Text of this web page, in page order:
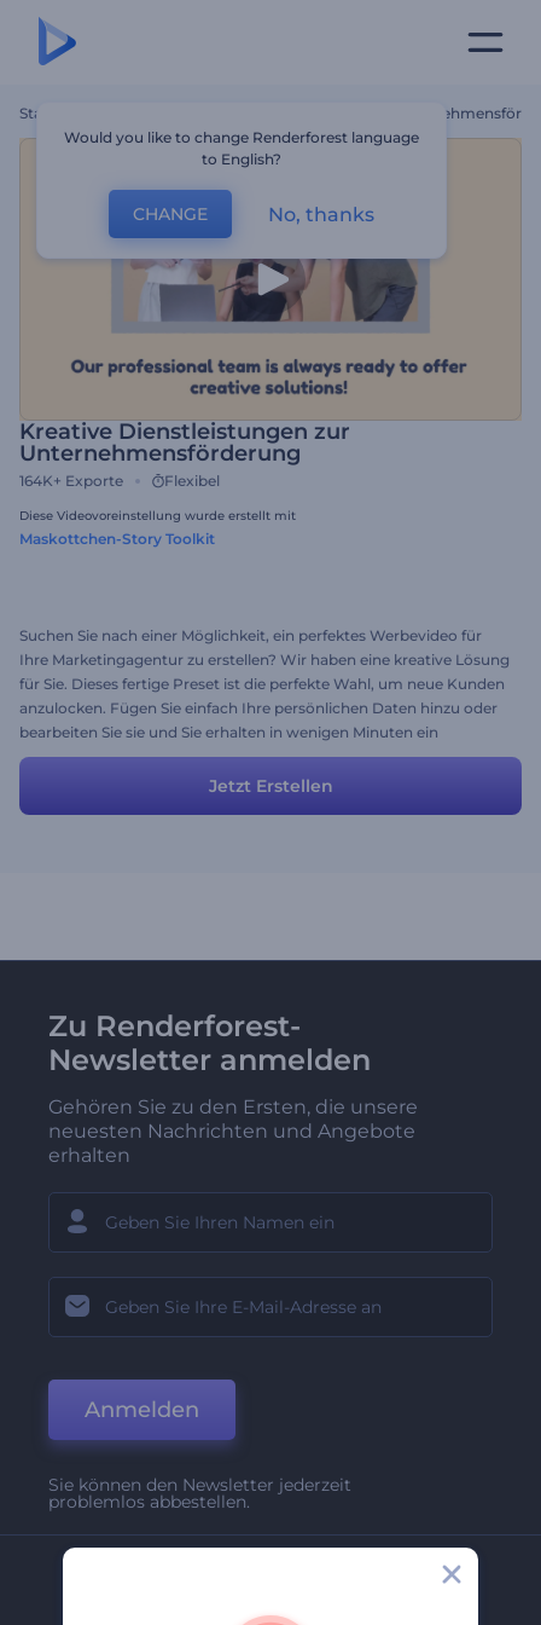
Startseite Kreative Dienstleistungen Zur
Kreative Dienstleistungen zur
Unternehmensförderung
164K+ Exporte Flexibel
Diese Videovoreinstellung wurde erstellt mit
Maskottchen-Story Toolkit
Suchen Sie nach einer Möglichkeit, ein perfektes Werbevideo für
Ihre Marketingagentur zu erstellen? Wir haben eine kreative Lösung
für Sie. Dieses fertige Preset ist die perfekte Wahl, um neue Kunden
anzulocken. Fügen Sie einfach Ihre persönlichen Daten hinzu oder
bearbeiten Sie sie und Sie erhalten in wenigen Minuten ein
professionelles Video. Lassen Sie die eingängigen
Zeichentrickfiguren ab sofort ein neues Publikum in Erstaunen
versetzen!
Jetzt Erstellen
Zu Renderforest-
Newsletter anmelden
Gehören Sie zu den Ersten, die unsere
neuesten Nachrichten und Angebote
erhalten
Anmelden
Sie können den Newsletter jederzeit
problemlos abbestellen.
Would you like to change Renderforest language
to English?
CHANGE No, thanks